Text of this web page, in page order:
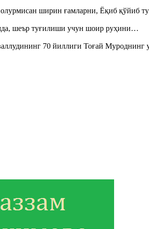
ширин ғамларни, Ёқиб қўйиб
шеър туғилиши учун шоир руҳини…
70 йиллиги Тоғай